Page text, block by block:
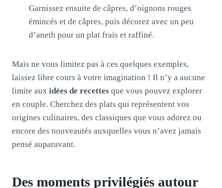
Garnissez ensuite de câpres, d’oignons rouges
émincés et de câpres, puis décorez avec un peu
d’aneth pour un plat frais et raffiné.
Mais ne vous limitez pas à ces quelques exemples,
laissez libre cours à votre imagination ! Il n’y a aucune
limite aux idées de recettes que vous pouvez explorer
en couple. Cherchez des plats qui représentent vos
origines culinaires, des classiques que vous adorez ou
encore des nouveautés auxquelles vous n’avez jamais
pensé auparavant.
Des moments privilégiés autour